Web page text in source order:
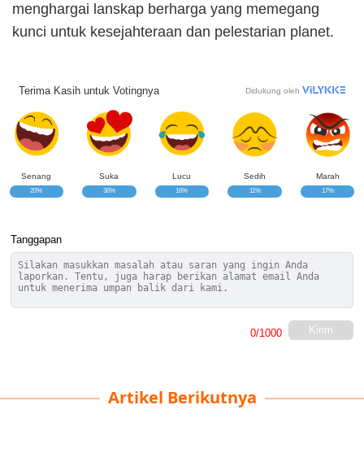
menghargai lanskap berharga yang memegang
kunci untuk kesejahteraan dan pelestarian planet.
Terima Kasih untuk Votingnya Didukung oleh
Senang
20%
Suka
36%
Lucu
16%
Sedih
11%
Marah
17%
Tanggapan
Kirim
0/1000
Artikel Berikutnya